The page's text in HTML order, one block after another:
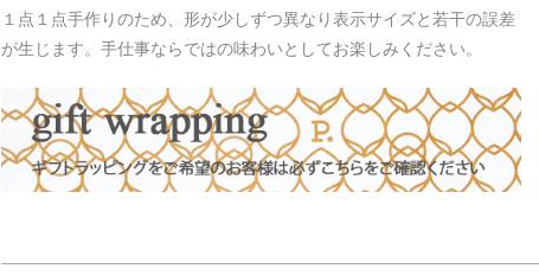
１点１点手作りのため、形が少しずつ異なり表示サイズと若干の誤差
が生じます。手仕事ならではの味わいとしてお楽しみください。